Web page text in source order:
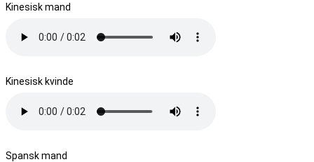
Kinesisk mand
Kinesisk kvinde
Spansk mand